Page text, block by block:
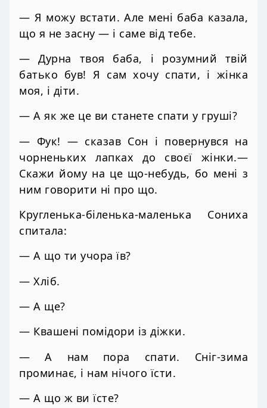
— Я можу встати. Але мені баба казала,
що я не засну — і саме від тебе.
— Дурна твоя баба, і розумний твій
батько був! Я сам хочу спати, і жінка
моя, і діти.
— А як же це ви станете спати у груші?
— Фук! — сказав Сон і повернувся на
чорненьких лапках до своєї жінки.—
Скажи йому на це що-небудь, бо мені з
ним говорити ні про що.
Кругленька-біленька-маленька Сониха
спитала:
— А що ти учора їв?
— Хліб.
— А ще?
— Квашені помідори із діжки.
— А нам пора спати. Сніг-зима
проминає, і нам нічого їсти.
— А що ж ви їсте?